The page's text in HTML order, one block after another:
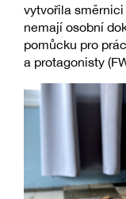
vytvořila
nemají osobní
pomůcku pro
a protagonisty